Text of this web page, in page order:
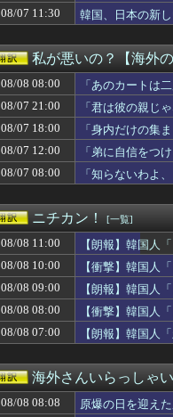
海外「史上最高のゲームだと
海外「桁違いだ」日本のオン
FIFAが子会社設立計画で謝罪
【海外の反応】吉田正尚がマ
海外「アメリカが戦争してい
【韓国の反応】また日本が竹
ロシアの将軍様、謎の爆死！
海外「日本で飴が手作りされ
【海外の反応】悪送球でPCA
外国人「中華料理と日本食だ
韓国人「その衝撃的な見た目
韓国人「猛暑で〇〇も疲れ果
韓国人「英メディアや海外各
韓国人「実は昔の日本では当
わさびの塊をそのまま一口、
海外「採用担当から『履歴書
【海外の反応】大谷所属のド
韓国人「大韓航空の熊本地震
【海外の反応】なんでMLBに
イチローさん「僕は本を読ま
韓国人「悲報：FIFA会長にさ
【GAME】「任天堂」のパッケ
海外「新キャラもヤバいｗ」
メッシが守備をするだけで海
08/07 11:30
韓国、日本の新
私が悪いの？【海外の
08/08 08:00
「あのカートは
08/07 21:00
「君は彼の親じ
08/07 18:00
「身内だけの集
08/07 12:00
「弟に自信をつ
08/07 08:00
「知らないわよ
ニチカン！ [一覧]
08/08 11:00
【朗報】韓国人
08/08 10:00
【衝撃】韓国人
08/08 09:00
【朗報】韓国人
08/08 08:00
【衝撃】韓国人
08/08 07:00
【朗報】韓国人
海外さんいらっしゃ
08/08 08:08
原爆の日を迎え